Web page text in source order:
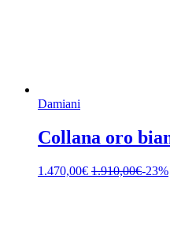
Damiani
Collana oro
1.470,00€ 1.910,00€-23%